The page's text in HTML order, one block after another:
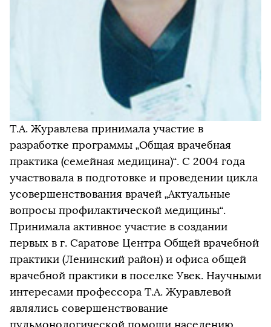
Т.А. Журавлева принимала участие в
разработке программы „Общая врачебная
практика (семейная медицина)“. С 2004 года
участвовала в подготовке и проведении цикла
усовершенствования врачей „Актуальные
вопросы профилактической медицины“.
Принимала активное участие в создании
первых в г. Саратове Центра Общей врачебной
практики (Ленинский район) и офиса общей
врачебной практики в поселке Увек. Научными
интересами профессора Т.А. Журавлевой
являлись совершенствование